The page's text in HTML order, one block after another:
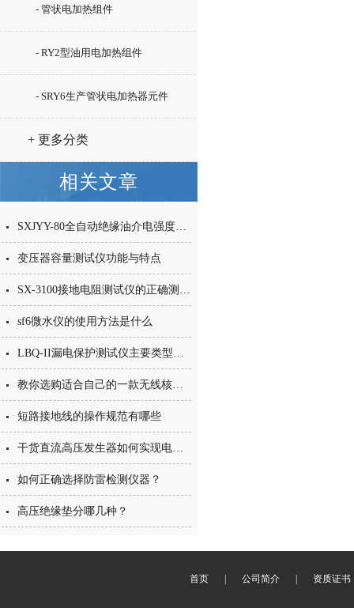
- 管状电加热组件
- RY2型油用电加热组件
- SRY6生产管状电加热器元件
+ 更多分类
相关文章
SXJYY-80全自动绝缘油介电强度测试方法
变压器容量测试仪功能与特点
SX-3100接地电阻测试仪的正确测量方法
sf6微水仪的使用方法是什么
LBQ-II漏电保护测试仪主要类型及功能
教你选购适合自己的一款无线核相器
短路接地线的操作规范有哪些
干货直流高压发生器如何实现电压稳定
如何正确选择防雷检测仪器？
高压绝缘垫分哪几种？
首页 公司简介 资质证书